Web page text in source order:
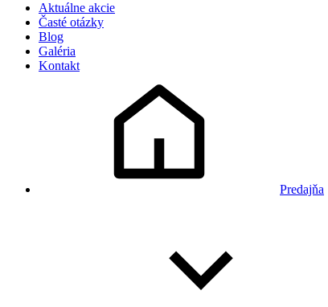
Aktuálne akcie
Časté otázky
Blog
Galéria
Kontakt
Predajňa